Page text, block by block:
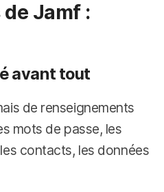
Jamf :
avant tout
de renseignements
mots de passe, les
contacts, les données